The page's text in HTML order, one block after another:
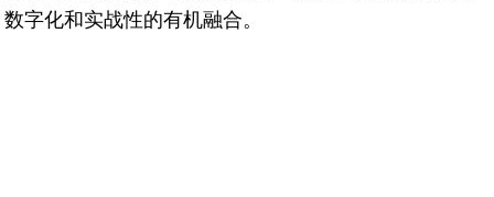
数字化和实战性的有机融合。